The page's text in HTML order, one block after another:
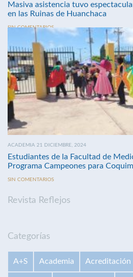
Masiva asistencia tuvo
en las Ruinas de Huanchaca
SIN COMENTARIOS
ACADEMIA 21 DICIEMBRE, 2024
Estudiantes de la Facultad de
Programa Campeones para
SIN COMENTARIOS
Revista Reflejos
Categorías
A+S Academia Acreditación